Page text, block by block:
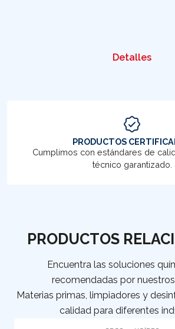
Detalles
PRODUCTOS
Cumplimos con estándares de
técnico garantizado.
PRODUCTOS
Encuentra las soluciones
recomendadas por
Materias primas, limpiadores y
calidad para diferentes